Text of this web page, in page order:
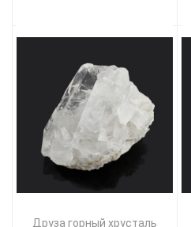
Друза горный хрусталь